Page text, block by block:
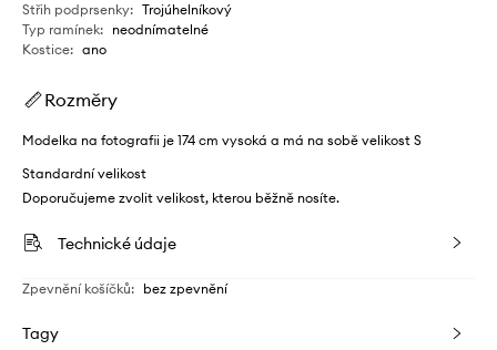
Střih podprsenky: Trojúhelníkový
Typ ramínek: neodnímatelné
Kostice: ano
Rozměry
Modelka na fotografii je 174 cm vysoká a má na sobě velikost S
Standardní velikost
Doporučujeme zvolit velikost, kterou běžně nosíte.
Technické údaje
Zpevnění košíčků: bez zpevnění
Tagy